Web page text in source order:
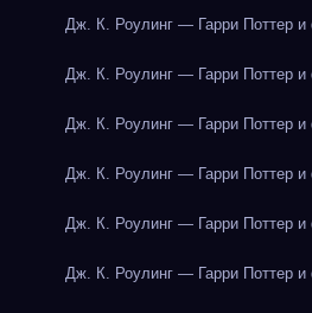
Дж. К. Роулинг — Гарри Поттер
Дж. К. Роулинг — Гарри Поттер
Дж. К. Роулинг — Гарри Поттер
Дж. К. Роулинг — Гарри Поттер
Дж. К. Роулинг — Гарри Поттер
Дж. К. Роулинг — Гарри Поттер